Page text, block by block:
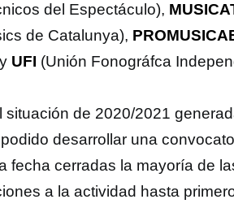
del Espectáculo),
de Catalunya),
UFI (Unión Fonográfca
situación de 2020/2021
desarrollar una
fecha cerradas la mayoría de
a la actividad hasta